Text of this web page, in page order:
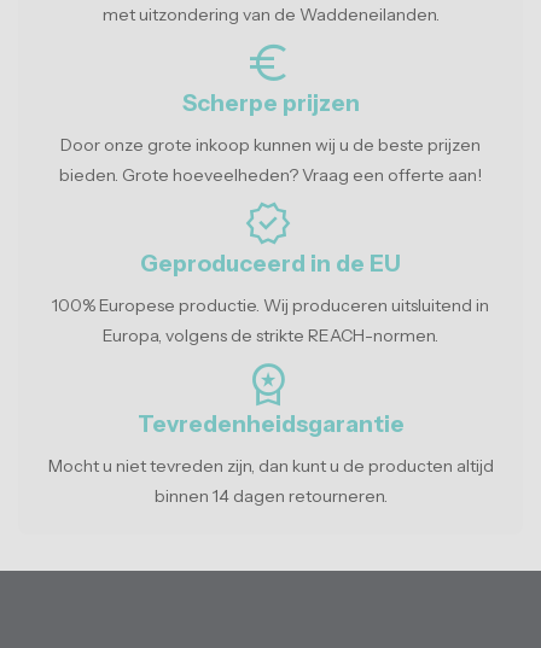
met uitzondering van de Waddeneilanden.
euro_symbol
Scherpe prijzen
Door onze grote inkoop kunnen wij u de beste prijzen
bieden. Grote hoeveelheden? Vraag een offerte aan!
verified
Geproduceerd in de EU
100% Europese productie. Wij produceren uitsluitend in
Europa, volgens de strikte REACH-normen.
workspace_premium
Tevredenheidsgarantie
Mocht u niet tevreden zijn, dan kunt u de producten altijd
binnen 14 dagen retourneren.